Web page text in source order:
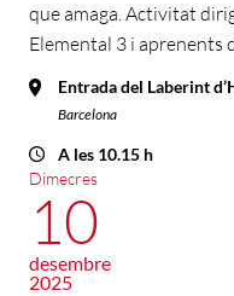
que amaga. Activitat
Elemental 3 i aprenents
Entrada del Laberint
Barcelona
A les 10.15 h
Dimecres
10
desembre
2025